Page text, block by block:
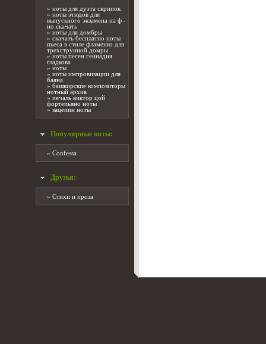
» ноты для дуэта скрипок
» ноты этюдов для
выпускного экзамена на ф -
но скачать
» ноты для домбры
» скачать бесплатно ноты
пьеса в стиле фламенко для
трехструнной домры
»ноты песен геннадия
гладкова
» ноты
» ноты импровизации для
баяна
» башкирские композиторы
нотный архив
» печаль виктор цой
фортепьяно ноты
» зацепин ноты
Популярные ноты:
» Confessa
Друзья:
» Стихи и проза